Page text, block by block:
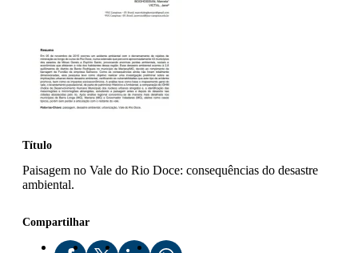
Título
Paisagem no Vale do Rio Doce: consequências do desastre
ambiental.
Compartilhar